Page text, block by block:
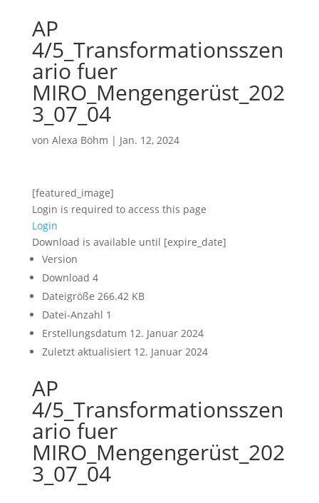
AP
4/5_Transformationsszen
ario fuer
MIRO_Mengengerüst_202
3_07_04
von Alexa Böhm | Jan. 12, 2024
[featured_image]
Login is required to access this page
Login
Download is available until [expire_date]
Version
Download 4
Dateigröße 266.42 KB
Datei-Anzahl 1
Erstellungsdatum 12. Januar 2024
Zuletzt aktualisiert 12. Januar 2024
AP
4/5_Transformationsszen
ario fuer
MIRO_Mengengerüst_202
3_07_04